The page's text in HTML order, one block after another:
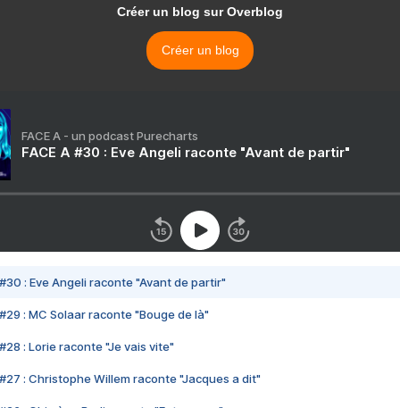
Créer un blog sur Overblog
Créer un blog
FACE A - un podcast Purecharts
FACE A #30 : Eve Angeli raconte "Avant de partir"
#30 : Eve Angeli raconte "Avant de partir"
#29 : MC Solaar raconte "Bouge de là"
#28 : Lorie raconte "Je vais vite"
#27 : Christophe Willem raconte "Jacques a dit"